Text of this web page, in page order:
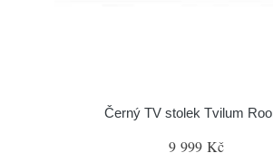
Černý TV stolek Tvilum
9 999 Kč